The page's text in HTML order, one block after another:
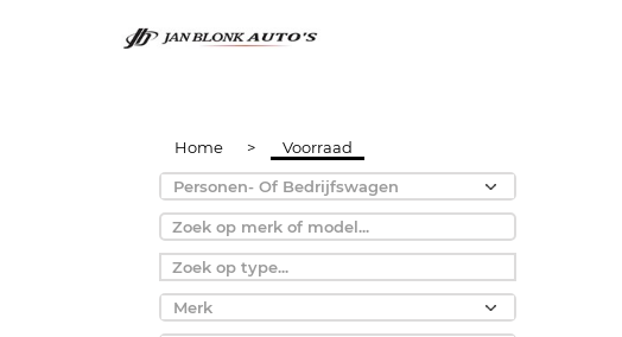
Home > Voorraad
Personen- Of Bedrijfswagen
Merk